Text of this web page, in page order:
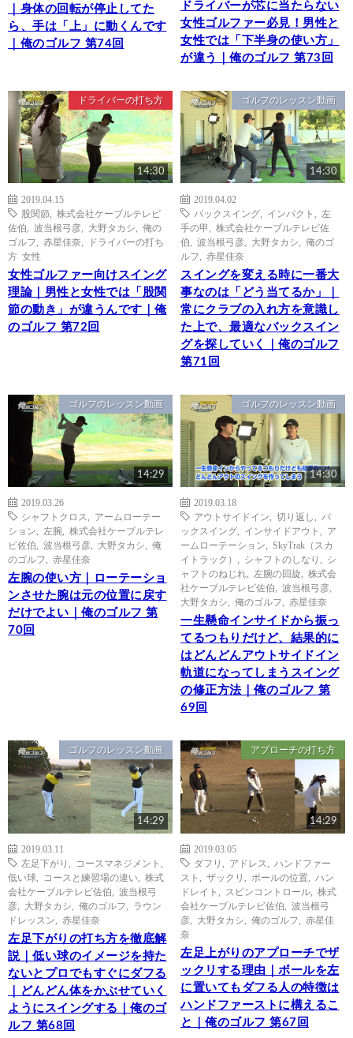
｜身体の回転が停止してた
ら、手は「上」に動くんです
｜俺のゴルフ 第74回
ドライバーが芯に当たらない
女性ゴルファー必見！男性と
女性では「下半身の使い方」
が違う｜俺のゴルフ 第73回
ドライバーの打ち方
14:30
2019.04.15
股関節
株式会社ケーブルテレビ
佐伯
波当根弓彦 大野タカシ
俺の
ゴルフ
赤星佳奈
ドライバーの打ち
方 女性
女性ゴルファー向けスイング
理論｜男性と女性では「股関
節の動き」が違うんです｜俺
のゴルフ 第72回
ゴルフのレッスン動画
14:30
2019.04.02
バックスイング
インパクト
左
手の甲
株式会社ケーブルテレビ佐
伯
波当根弓彦 大野タカシ
俺のゴ
ルフ
赤星佳奈
スイングを変える時に一番大
事なのは「どう当てるか」｜
常にクラブの入れ方を意識し
た上で、最適なバックスイン
グを探していく｜俺のゴルフ
第71回
ゴルフのレッスン動画
14:29
2019.03.26
シャフトクロス
アームローテー
ション
左腕
株式会社ケーブルテレ
ビ佐伯
波当根弓彦 大野タカシ
俺
のゴルフ
赤星佳奈
左腕の使い方｜ローテーショ
ンさせた腕は元の位置に戻す
だけでよい｜俺のゴルフ 第
70回
ゴルフのレッスン動画
14:30
2019.03.18
アウトサイドイン
切り返し
バ
ックスイング
インサイドアウト
ア
ームローテーション
SkyTrak（スカ
イトラック）
シャフトのしなり
シ
ャフトのねじれ
左腕の回旋
株式会
社ケーブルテレビ佐伯
波当根弓彦
大野タカシ
俺のゴルフ 赤星佳奈
一生懸命インサイドから振っ
てるつもりだけど、結果的に
はどんどんアウトサイドイン
軌道になってしまうスイング
の修正方法｜俺のゴルフ 第
69回
ゴルフのレッスン動画
14:29
2019.03.11
左足下がり
コースマネジメント
低い球
コースと練習場の違い
株式
会社ケーブルテレビ佐伯
波当根弓
彦
大野タカシ 俺のゴルフ
ラウン
ドレッスン
赤星佳奈
左足下がりの打ち方を徹底解
説｜低い球のイメージを持た
ないとプロでもすぐにダフる
｜どんどん体をかぶせていく
ようにスイングする｜俺のゴ
ルフ 第68回
アプローチの打ち方
14:29
2019.03.05
ダフリ
アドレス
ハンドファー
スト
ザックリ ボールの位置
ハン
ドレイト
スピンコントロール
株式
会社ケーブルテレビ佐伯
波当根弓
彦
大野タカシ 俺のゴルフ
赤星佳
奈
左足上がりのアプローチでザ
ックリする理由｜ボールを左
に置いてもダフる人の特徴は
ハンドファーストに構えるこ
と｜俺のゴルフ 第67回